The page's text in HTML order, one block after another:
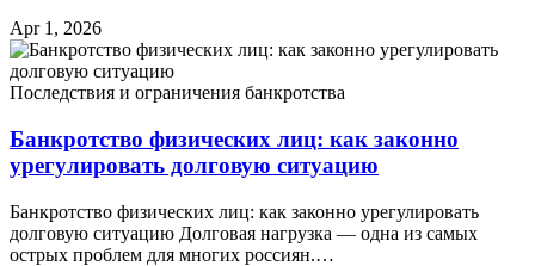
Apr 1, 2026
Последствия и ограничения банкротства
Банкротство физических лиц: как законно
урегулировать долговую ситуацию
Банкротство физических лиц: как законно урегулировать
долговую ситуацию Долговая нагрузка — одна из самых
острых проблем для многих россиян.…